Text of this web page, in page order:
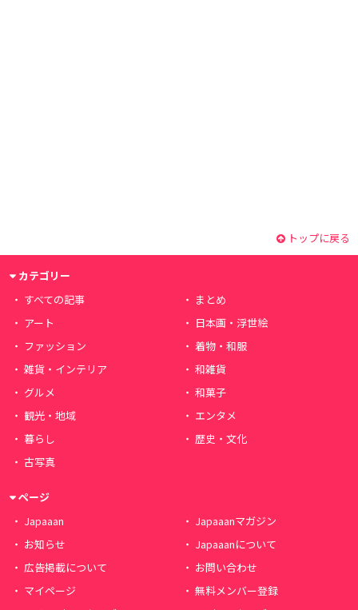
トップに戻る
カテゴリー
すべての記事
まとめ
アート
日本画・浮世絵
ファッション
着物・和服
雑貨・インテリア
和雑貨
グルメ
和菓子
観光・地域
エンタメ
暮らし
歴史・文化
古写真
ページ
Japaaan
Japaaanマガジン
お知らせ
Japaaanについて
広告掲載について
お問い合わせ
マイページ
無料メンバー登録